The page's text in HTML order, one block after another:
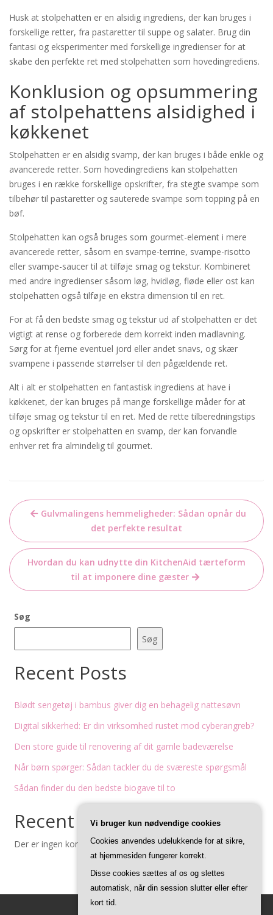
Husk at stolpehatten er en alsidig ingrediens, der kan bruges i
forskellige retter, fra pastaretter til suppe og salater. Brug din
fantasi og eksperimenter med forskellige ingredienser for at
skabe den perfekte ret med stolpehatten som hovedingrediens.
Konklusion og opsummering
af stolpehattens alsidighed i
køkkenet
Stolpehatten er en alsidig svamp, der kan bruges i både enkle og
avancerede retter. Som hovedingrediens kan stolpehatten
bruges i en række forskellige opskrifter, fra stegte svampe som
tilbehør til pastaretter og sauterede svampe som topping på en
bøf.
Stolpehatten kan også bruges som gourmet-element i mere
avancerede retter, såsom en svampe-terrine, svampe-risotto
eller svampe-saucer til at tilføje smag og tekstur. Kombineret
med andre ingredienser såsom løg, hvidløg, fløde eller ost kan
stolpehatten også tilføje en ekstra dimension til en ret.
For at få den bedste smag og tekstur ud af stolpehatten er det
vigtigt at rense og forberede dem korrekt inden madlavning.
Sørg for at fjerne eventuel jord eller andet snavs, og skær
svampene i passende størrelser til den pågældende ret.
Alt i alt er stolpehatten en fantastisk ingrediens at have i
køkkenet, der kan bruges på mange forskellige måder for at
tilføje smag og tekstur til en ret. Med de rette tilberedningstips
og opskrifter er stolpehatten en svamp, der kan forvandle
enhver ret fra almindelig til gourmet.
Indlægsnavigation
Gulvmalingens hemmeligheder: Sådan opnår du
det perfekte resultat
Hvordan du kan udnytte din KitchenAid tærteform
til at imponere dine gæster
Søg
Søg
Recent Posts
Blødt sengetøj i bambus giver dig en behagelig nattesøvn
Digital sikkerhed: Er din virksomhed rustet mod cyberangreb?
Den store guide til renovering af dit gamle badeværelse
Når børn spørger: Sådan tackler du de sværeste spørgsmål
Sådan finder du den bedste biogave til to
Recent Comments
Der er ingen kommentarer at vise.
Vi bruger kun nødvendige cookies
Cookies anvendes udelukkende for at sikre,
at hjemmesiden fungerer korrekt.
Disse cookies sættes af os og slettes
automatisk, når din session slutter eller efter
kort tid.